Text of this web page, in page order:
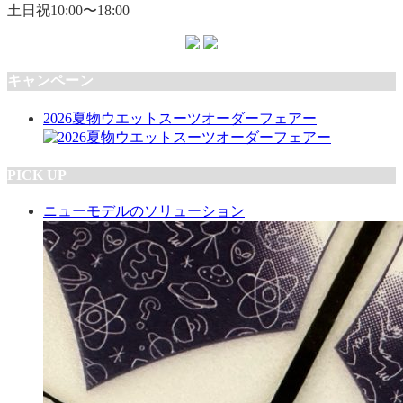
土日祝10:00〜18:00
キャンペーン
2026夏物ウエットスーツオーダーフェアー
PICK UP
ニューモデルのソリューション